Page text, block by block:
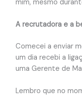
mim, mesmo
A recrutadora e a
Comecei a enviar
um dia recebi a
uma Gerente de
Lembro que no